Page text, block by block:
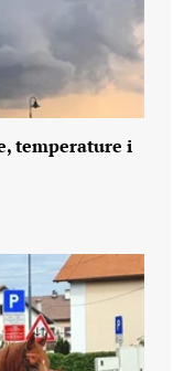
temperature i